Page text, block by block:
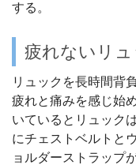
する。
疲れないリ
リュックを長時間背
疲れと痛みを感じ始
いているとリュック
にチェストベルトと
ョルダーストラップ